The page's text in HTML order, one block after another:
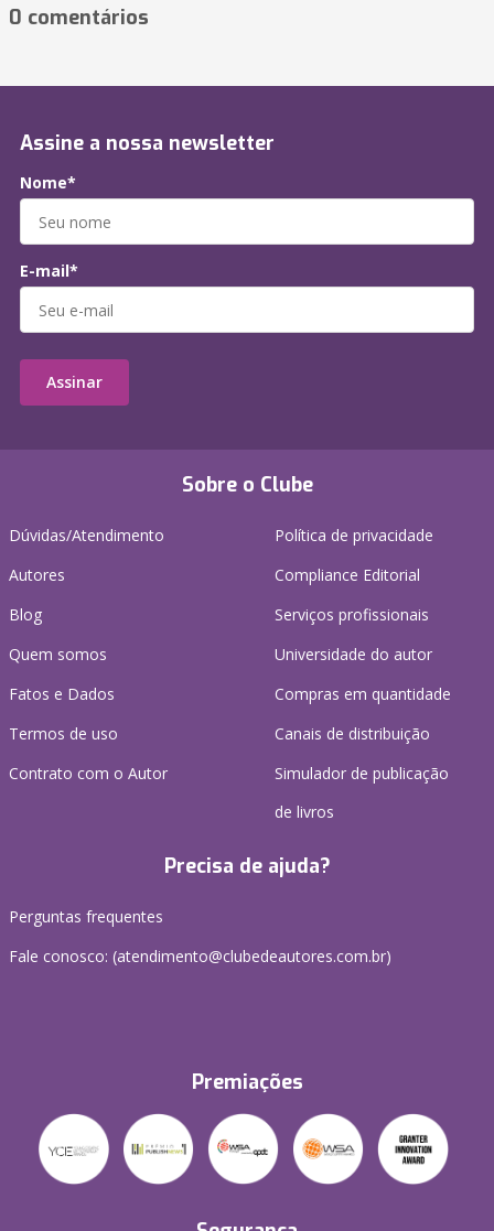
0 comentários
Sobre o Clube
Dúvidas/Atendimento
Autores
Blog
Quem somos
Fatos e Dados
Termos de uso
Contrato com o Autor
Política de privacidade
Compliance Editorial
Serviços profissionais
Universidade do autor
Compras em quantidade
Canais de distribuição
Simulador de publicação
de livros
Precisa de ajuda?
Perguntas frequentes
Fale conosco: (atendimento@clubedeautores.com.br)
Premiações
Assine a nossa newsletter
Nome*
E-mail*
Assinar